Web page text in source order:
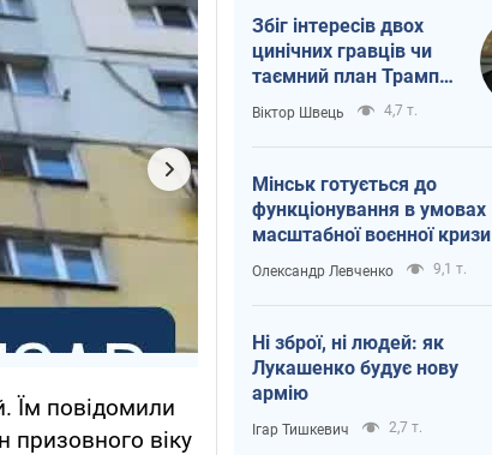
Їм повідомили
призовного віку
Збіг інтересів двох
цинічних гравців чи
таємний план Трампа
і Путіна?
Віктор Швець 4,7 т.
Мінськ готується до
функціонування в умовах
масштабної воєнної кризи
Олександр Левченко 9,1 т.
Ні зброї, ні людей: як
Лукашенко будує нову
армію
Ігар Тишкевич 2,7 т.